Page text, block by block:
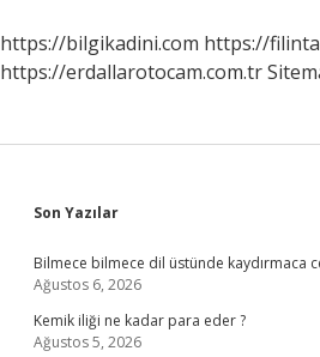
https://bilgikadini.com https://
https://erdallarotocam.com.tr
Sidebar
Son Yazılar
Bilmece bilmece dil üstünde kaydırmaca
Ağustos 6, 2026
Kemik iliği ne kadar para eder ?
Ağustos 5, 2026